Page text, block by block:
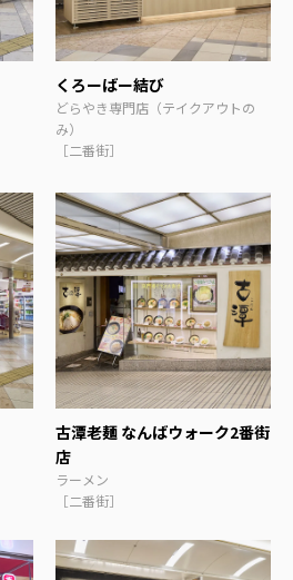
くろーばー結び
どらやき専門店（テイクアウトの
み）
［二番街］
古潭老麺 なんばウォーク2番街
店
ラーメン
［二番街］